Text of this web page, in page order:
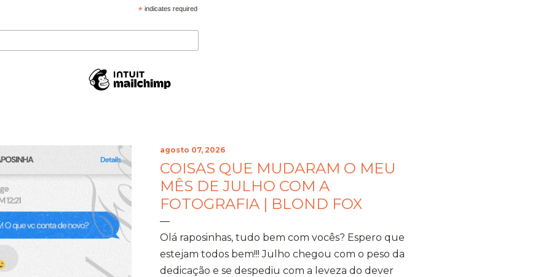
*indicates required
agosto 07, 2026
COISAS QUE MUDARAM O MEU
MÊS DE JULHO COM A
FOTOGRAFIA | BLOND FOX
Olá raposinhas, tudo bem com vocês? Espero que
estejam todos bem!!! Julho chegou com o peso da
dedicação e se despediu com a leveza do dever